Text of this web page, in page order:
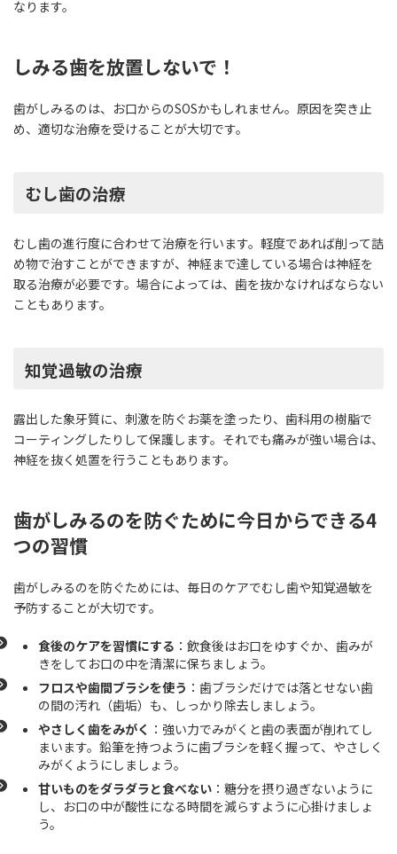
なります。
しみる歯を放置しないで！
歯がしみるのは、お口からのSOSかもしれません。原因を突き止
め、適切な治療を受けることが大切です。
むし歯の治療
むし歯の進行度に合わせて治療を行います。軽度であれば削って詰
め物で治すことができますが、神経まで達している場合は神経を
取る治療が必要です。場合によっては、歯を抜かなければならない
こともあります。
知覚過敏の治療
露出した象牙質に、刺激を防ぐお薬を塗ったり、歯科用の樹脂で
コーティングしたりして保護します。それでも痛みが強い場合は、
神経を抜く処置を行うこともあります。
歯がしみるのを防ぐために今日からできる4
つの習慣
歯がしみるのを防ぐためには、毎日のケアでむし歯や知覚過敏を
予防することが大切です。
食後のケアを習慣にする ：飲食後はお口をゆすぐか、歯みが
きをしてお口の中を清潔に保ちましょう。
フロスや歯間ブラシを使う ：歯ブラシだけでは落とせない歯
の間の汚れ（歯垢）も、しっかり除去しましょう。
やさしく歯をみがく ：強い力でみがくと歯の表面が削れてし
まいます。鉛筆を持つように歯ブラシを軽く握って、やさしく
みがくようにしましょう。
甘いものをダラダラと食べない ：糖分を摂り過ぎないように
し、お口の中が酸性になる時間を減らすように心掛けましょ
う。